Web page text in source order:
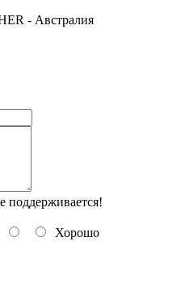
- Австралия
поддерживается!
Хорошо